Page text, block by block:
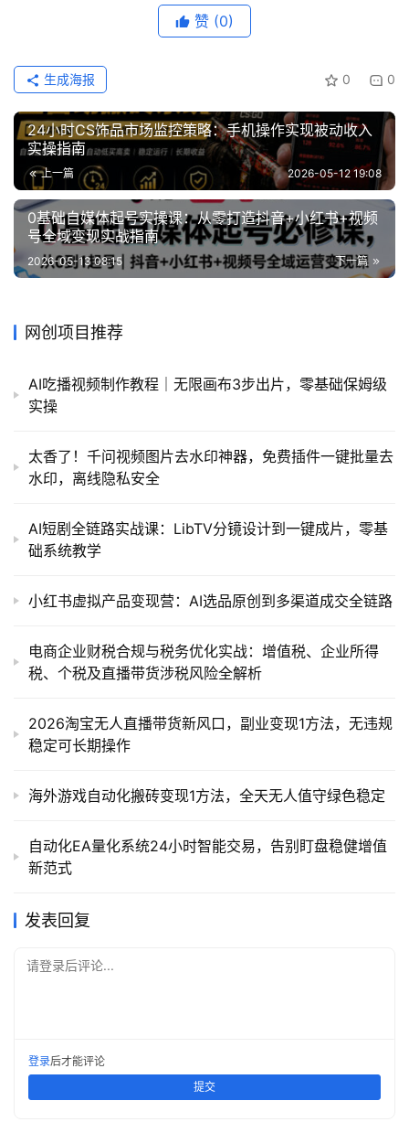
赞 (0)
0 0
生成海报
24小时CS饰品市场监控策略：手机操作实现被动收入
实操指南
上一篇 2026-05-12 19:08
0基础自媒体起号实操课：从零打造抖音+小红书+视频
号全域变现实战指南
下一篇
2026-05-13 08:15
网创项目推荐
AI吃播视频制作教程｜无限画布3步出片，零基础保姆级
实操
太香了！千问视频图片去水印神器，免费插件一键批量去
水印，离线隐私安全
AI短剧全链路实战课：LibTV分镜设计到一键成片，零基
础系统教学
小红书虚拟产品变现营：AI选品原创到多渠道成交全链路
电商企业财税合规与税务优化实战：增值税、企业所得
税、个税及直播带货涉税风险全解析
2026淘宝无人直播带货新风口，副业变现1方法，无违规
稳定可长期操作
海外游戏自动化搬砖变现1方法，全天无人值守绿色稳定
自动化EA量化系统24小时智能交易，告别盯盘稳健增值
新范式
发表回复
请登录后评论...
登录后才能评论
提交